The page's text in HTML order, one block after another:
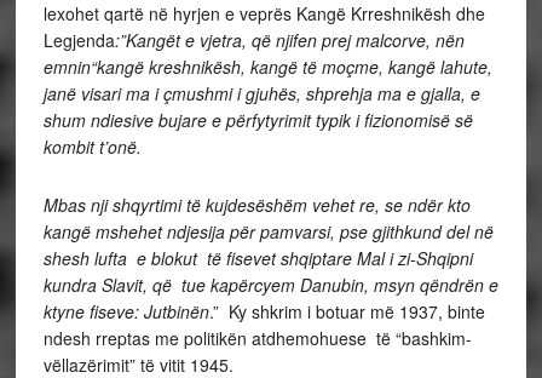
lexohet qartë në hyrjen e veprës Kangë Krreshnikësh dhe
Legjenda:”Kangët e vjetra, që njifen prej malcorve, nën
emnin“kangë kreshnikësh, kangë të moçme, kangë lahute,
janë visari ma i çmushmi i gjuhës, shprehja ma e gjalla, e
shum ndiesive bujare e përfytyrimit typik i fizionomisë së
kombit t’onë.
Mbas nji shqyrtimi të kujdesëshëm vehet re, se ndër kto
kangë mshehet ndjesija për pamvarsi, pse gjithkund del në
shesh lufta e blokut të fisevet shqiptare Mal i zi-Shqipni
kundra Slavit, që tue kapërcyem Danubin, msyn qëndrën e
ktyne fiseve: Jutbinën.” Ky shkrim i botuar më 1937, binte
ndesh rreptas me politikën atdhemohuese të “bashkim-
vëllazërimit” të vitit 1945.